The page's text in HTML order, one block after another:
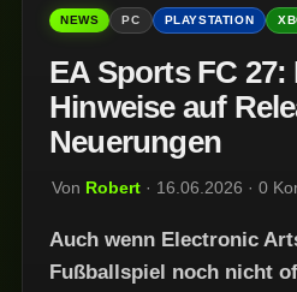
NEWS PC PLAYSTATION
EA Sports FC 27:
Hinweise auf
Neuerungen
Von Robert · 16.06.2026 · 0
Auch wenn Electronic
Fußballspiel noch nicht